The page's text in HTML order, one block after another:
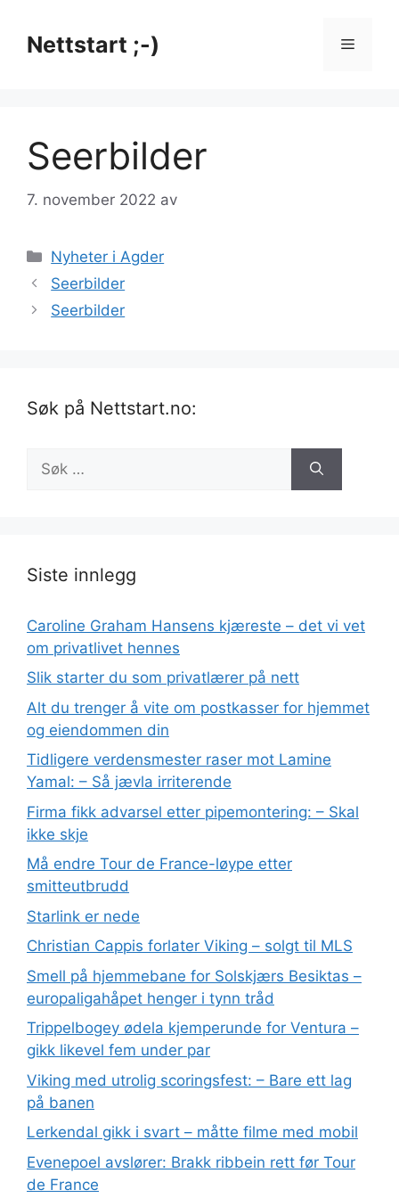
innholdNettstart ;-) Meny
Seerbilder
7. november 2022 av
Kategorier
Nyheter i Agder
Seerbilder
Seerbilder
Søk på Nettstart.no:
etter:
Siste innlegg
Caroline Graham Hansens kjæreste – det vi vet
om privatlivet hennes
Slik starter du som privatlærer på nett
Alt du trenger å vite om postkasser for hjemmet
og eiendommen din
Tidligere verdensmester raser mot Lamine
Yamal: – Så jævla irriterende
Firma fikk advarsel etter pipemontering: – Skal
ikke skje
Må endre Tour de France-løype etter
smitteutbrudd
Starlink er nede
Christian Cappis forlater Viking – solgt til MLS
Smell på hjemmebane for Solskjærs Besiktas –
europaligahåpet henger i tynn tråd
Trippelbogey ødela kjemperunde for Ventura –
gikk likevel fem under par
Viking med utrolig scoringsfest: – Bare ett lag
på banen
Lerkendal gikk i svart – måtte filme med mobil
Evenepoel avslører: Brakk ribbein rett før Tour
de France